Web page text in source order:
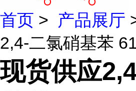
首页 > 产品展厅
2,4-二氯硝基苯
现货供应